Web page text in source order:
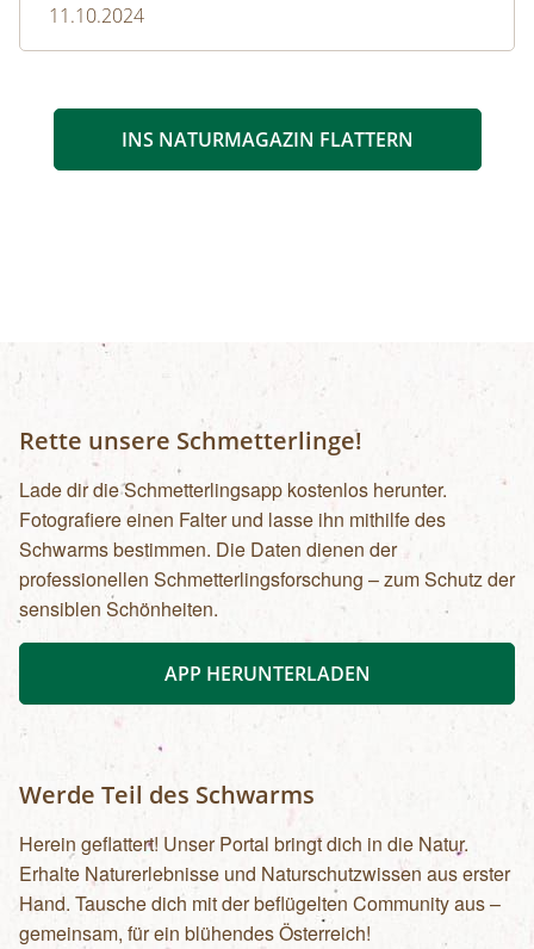
11.10.2024
INS NATURMAGAZIN FLATTERN
Rette unsere Schmetterlinge!
Lade dir die Schmetterlingsapp kostenlos herunter.
Fotografiere einen Falter und lasse ihn mithilfe des
Schwarms bestimmen. Die Daten dienen der
professionellen Schmetterlingsforschung – zum Schutz der
sensiblen Schönheiten.
APP HERUNTERLADEN
Werde Teil des Schwarms
Herein geflattert! Unser Portal bringt dich in die Natur.
Erhalte Naturerlebnisse und Naturschutzwissen aus erster
Hand. Tausche dich mit der beflügelten Community aus –
gemeinsam, für ein blühendes Österreich!